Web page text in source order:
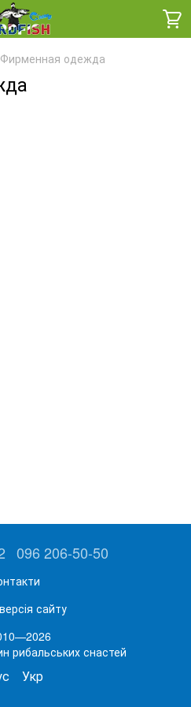
Фирменная одежда
096 206-50-50
сайту
рибальських снастей
Укр